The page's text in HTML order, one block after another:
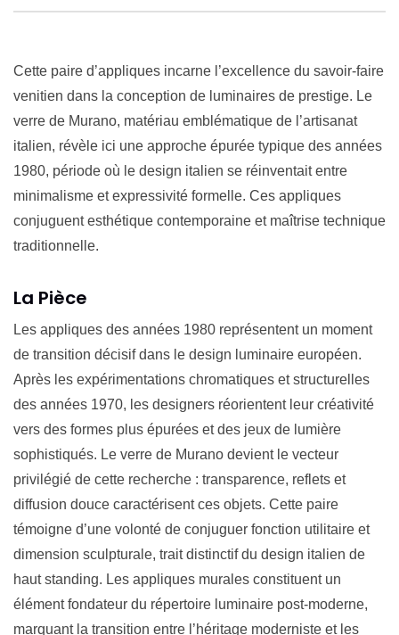
Cette paire d’appliques incarne l’excellence du savoir-faire
venitien dans la conception de luminaires de prestige. Le
verre de Murano, matériau emblématique de l’artisanat
italien, révèle ici une approche épurée typique des années
1980, période où le design italien se réinventait entre
minimalisme et expressivité formelle. Ces appliques
conjuguent esthétique contemporaine et maîtrise technique
traditionnelle.
La Pièce
Les appliques des années 1980 représentent un moment
de transition décisif dans le design luminaire européen.
Après les expérimentations chromatiques et structurelles
des années 1970, les designers réorientent leur créativité
vers des formes plus épurées et des jeux de lumière
sophistiqués. Le verre de Murano devient le vecteur
privilégié de cette recherche : transparence, reflets et
diffusion douce caractérisent ces objets. Cette paire
témoigne d’une volonté de conjuguer fonction utilitaire et
dimension sculpturale, trait distinctif du design italien de
haut standing. Les appliques murales constituent un
élément fondateur du répertoire luminaire post-moderne,
marquant la transition entre l’héritage moderniste et les